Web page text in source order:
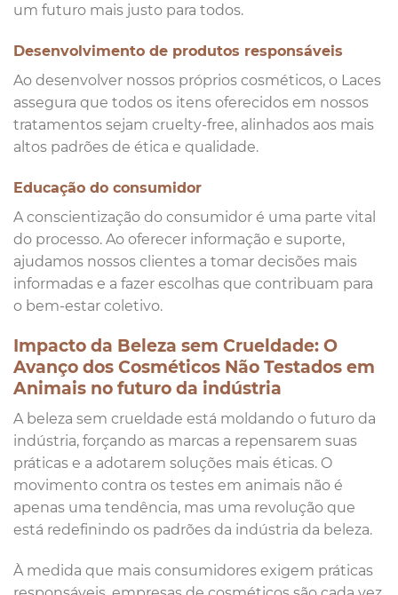
um futuro mais justo para todos.
Desenvolvimento de produtos responsáveis
Ao desenvolver nossos próprios cosméticos, o Laces
assegura que todos os itens oferecidos em nossos
tratamentos sejam cruelty-free, alinhados aos mais
altos padrões de ética e qualidade.
Educação do consumidor
A conscientização do consumidor é uma parte vital
do processo. Ao oferecer informação e suporte,
ajudamos nossos clientes a tomar decisões mais
informadas e a fazer escolhas que contribuam para
o bem-estar coletivo.
Impacto da Beleza sem Crueldade: O
Avanço dos Cosméticos Não Testados em
Animais no futuro da indústria
A beleza sem crueldade está moldando o futuro da
indústria, forçando as marcas a repensarem suas
práticas e a adotarem soluções mais éticas. O
movimento contra os testes em animais não é
apenas uma tendência, mas uma revolução que
está redefinindo os padrões da indústria da beleza.
À medida que mais consumidores exigem práticas